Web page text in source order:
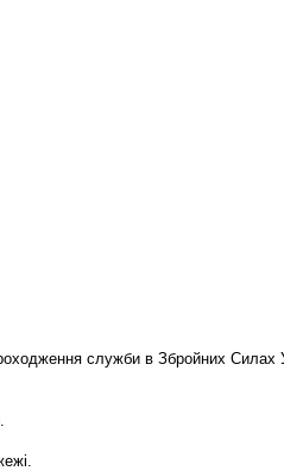
служби в Збройних Силах